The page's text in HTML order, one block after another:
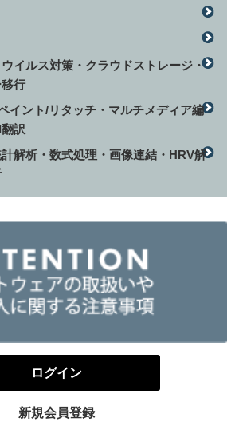
イルス対策・クラウドストレージ・
行
イント/リタッチ・マルチメディア編
訳
解析・数式処理・画像連結・HRV解
ログイン
新規会員登録